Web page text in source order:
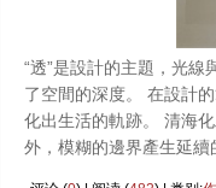
“透”是設計的主題，光
了空間的深度。 在設計
化出生活的軌跡。 清海
外，模糊的邊界產生延